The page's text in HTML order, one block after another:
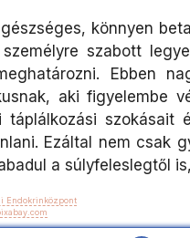
könnyen
szabott
Ebben
aki figyelembe
táplálkozási szokásait
Ezáltal nem csak
a súlyfeleslegtől
Endokrinközpont